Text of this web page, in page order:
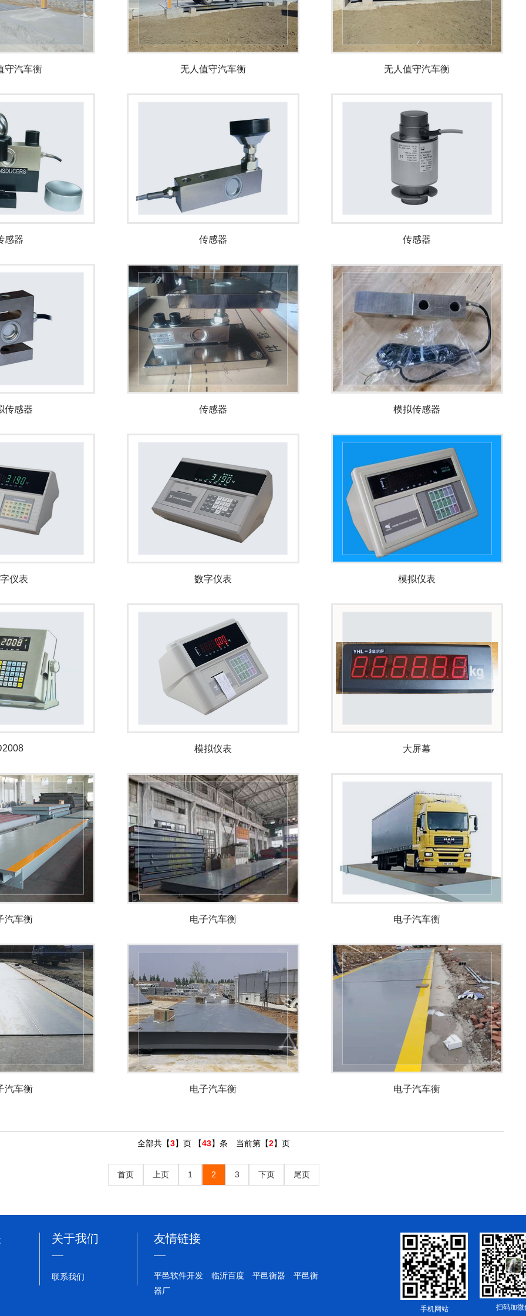
守汽车衡 无人值守汽车衡 无人值守汽车衡
感器 传感器 传感器
传感器 传感器 模拟传感器
仪表 数字仪表 模拟仪表
模拟仪表 大屏幕
汽车衡 电子汽车衡 电子汽车衡
汽车衡 电子汽车衡 电子汽车衡
全部共【3】页 【43】条 当前第【2】页
首页 上页 1 2 3 下页 尾页
关于我们
联系我们
友情链接
平邑软件开发 临沂百度 平邑衡器
平邑衡
器厂
手机网站 扫码加微